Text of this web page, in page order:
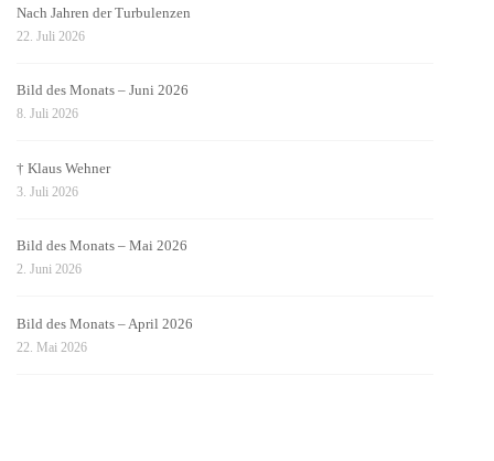
Nach Jahren der Turbulenzen
22. Juli 2026
Bild des Monats – Juni 2026
8. Juli 2026
† Klaus Wehner
3. Juli 2026
Bild des Monats – Mai 2026
2. Juni 2026
Bild des Monats – April 2026
22. Mai 2026